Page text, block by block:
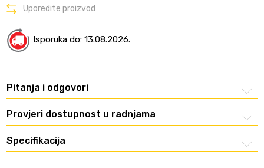
Uporedite proizvod
Isporuka do: 13.08.2026.
Pitanja i odgovori
Provjeri dostupnost u radnjama
Specifikacija